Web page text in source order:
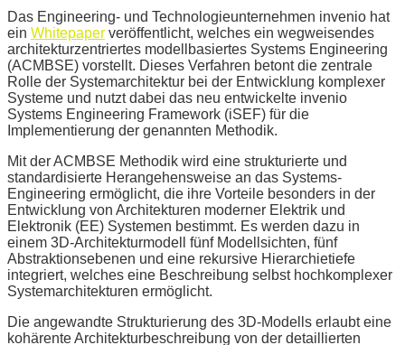
Das Engineering- und Technologieunternehmen invenio hat
ein Whitepaper veröffentlicht, welches ein wegweisendes
architekturzentriertes modellbasiertes Systems Engineering
(ACMBSE) vorstellt. Dieses Verfahren betont die zentrale
Rolle der Systemarchitektur bei der Entwicklung komplexer
Systeme und nutzt dabei das neu entwickelte invenio
Systems Engineering Framework (iSEF) für die
Implementierung der genannten Methodik.
Mit der ACMBSE Methodik wird eine strukturierte und
standardisierte Herangehensweise an das Systems-
Engineering ermöglicht, die ihre Vorteile besonders in der
Entwicklung von Architekturen moderner Elektrik und
Elektronik (EE) Systemen bestimmt. Es werden dazu in
einem 3D-Architekturmodell fünf Modellsichten, fünf
Abstraktionsebenen und eine rekursive Hierarchietiefe
integriert, welches eine Beschreibung selbst hochkomplexer
Systemarchitekturen ermöglicht.
Die angewandte Strukturierung des 3D-Modells erlaubt eine
kohärente Architekturbeschreibung von der detaillierten